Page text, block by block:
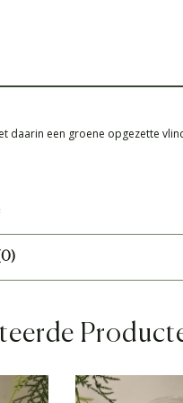
daarin een groene opgezette